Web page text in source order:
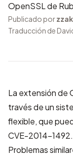
OpenSSL de
Publicado porzzak
Traducción de
La extensión de
través de un
flexible, que
CVE-2014-1492.
Problemas